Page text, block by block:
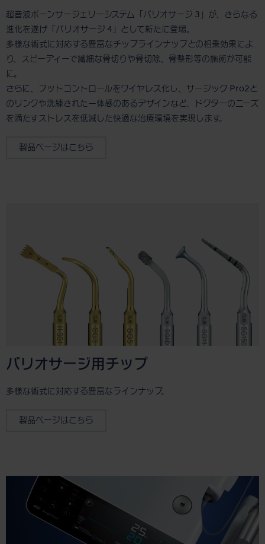
超音波ボーンサージェリーシステム「バリオサージ 3」が、さらなる
進化を遂げ「バリオサージ 4」として新たに登場。
多様な術式に対応する豊富なチップラインナップとの相乗効果によ
り、スピーディーで繊細な骨切りや骨切除、骨整形等の施術が可能
に。
さらに、フットコントロールをワイヤレス化し、サージック Pro2と
のリンクや洗練された一体感のあるデザインなど、ドクターのニーズ
を満たすストレスを低減した快適な治療環境を実現します。
製品ページはこちら
バリオサージ用チップ
多様な術式に対応する豊富なラインナップ。
製品ページはこちら